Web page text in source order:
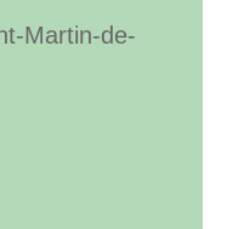
Martin-de-